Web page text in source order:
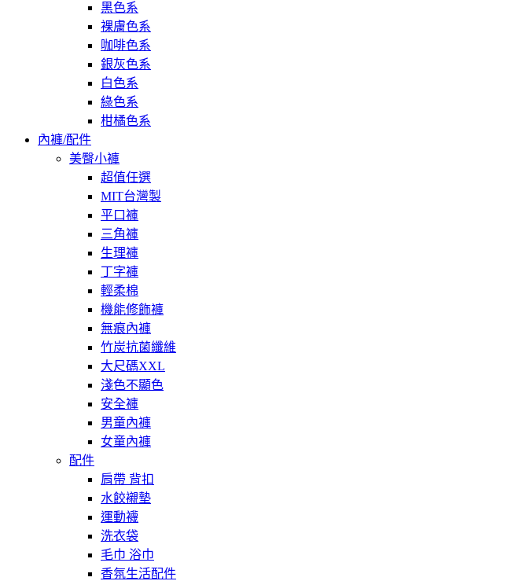
黑色系
裸膚色系
咖啡色系
銀灰色系
白色系
綠色系
柑橘色系
內褲/配件
美臀小褲
超值任選
MIT台灣製
平口褲
三角褲
生理褲
丁字褲
輕柔棉
機能修飾褲
無痕內褲
竹炭抗菌纖維
大尺碼XXL
淺色不顯色
安全褲
男童內褲
女童內褲
配件
肩帶 背扣
水餃襯墊
運動襪
洗衣袋
毛巾 浴巾
香氛生活配件